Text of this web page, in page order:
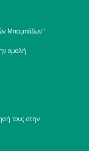
Μπαμπάδων"
ομαλή
τους στην